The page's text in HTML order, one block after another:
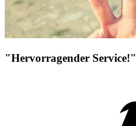
"Hervorragender Service!"